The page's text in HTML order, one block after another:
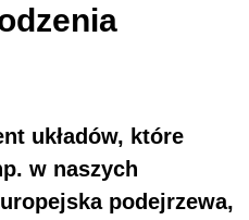
układów, które
w naszych
podejrzewa,